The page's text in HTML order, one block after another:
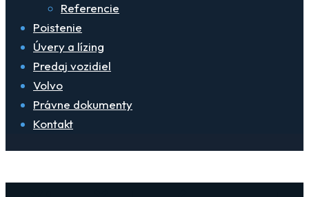
Referencie
Poistenie
Úvery a lízing
Predaj vozidiel
Volvo
Právne dokumenty
Kontakt